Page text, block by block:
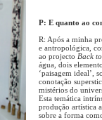
P: E quanto ao
R: Após a minha
e antropológica,
ao projecto Back
água, dois
‘paisagem ideal’,
conotação
mistérios do
Esta temática
produção artística
sobre a forma